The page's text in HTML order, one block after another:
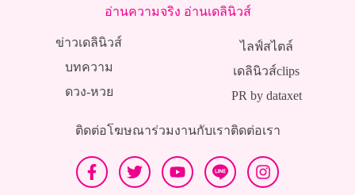
อ่านความจริง อ่านเดลินิวส์
ข่าวเดลินิวส์
บทความ
ดวง-หวย
ไลฟ์สไตล์
เดลินิวส์clips
PR by dataxet
ติดต่อโฆษณาร่วมงานกับเราติดต่อเรา